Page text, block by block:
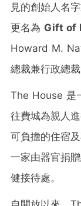
見的創始人名
更名為 Gift of
Howard M.
總裁兼行政總
The House 是
往費城為親人
可負擔的住宿
一家由器官捐
健接待處。